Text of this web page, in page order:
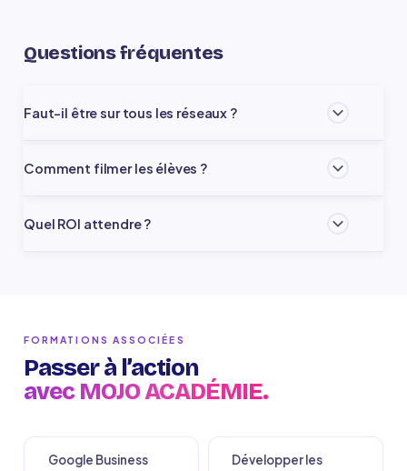
Questions fréquentes
Faut-il être sur tous les réseaux ?
par TikTok si votre cible a moins de 25 ans.
Comment filmer les élèves ?
plupart des élèves acceptent volontiers.
Quel ROI attendre ?
FORMATIONS ASSOCIÉES
Passer à l’action
avec MOJO ACADÉMIE.
Google Business
Développer les